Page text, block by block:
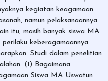
kegiatan keagamaan
namun pelaksanaannya
itu, masih banyak siswa MA
keberagamaannya
Studi dalam penelitian
(1) Bagaimana
Siswa MA Uswatun